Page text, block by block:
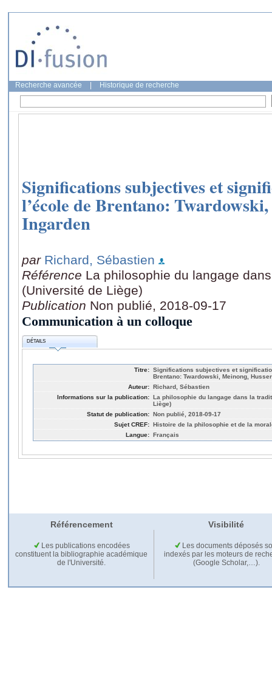
Recherche avancée Historique de recherche
Significations subjectives et
l’école de Brentano:
Ingarden
par Richard, Sébastien
Référence La philosophie du langage
(Université de Liège)
Publication Non publié, 2018-09-17
Communication à un colloque
DÉTAILS
Titre: Significations subjectives et
Brentano: Twardowski, Meinong,
Auteur: Richard, Sébastien
Informations sur la publication: La philosophie du langage dans la
Liège)
Statut de publication: Non publié, 2018-09-17
Sujet CREF: Histoire de la philosophie et de la
Langue: Français
Référencement Visibilité
Les publications encodées
constituent la bibliographie académique
de l'Université.
Les documents déposés
indexés par les moteurs de
(Google Scholar,…).